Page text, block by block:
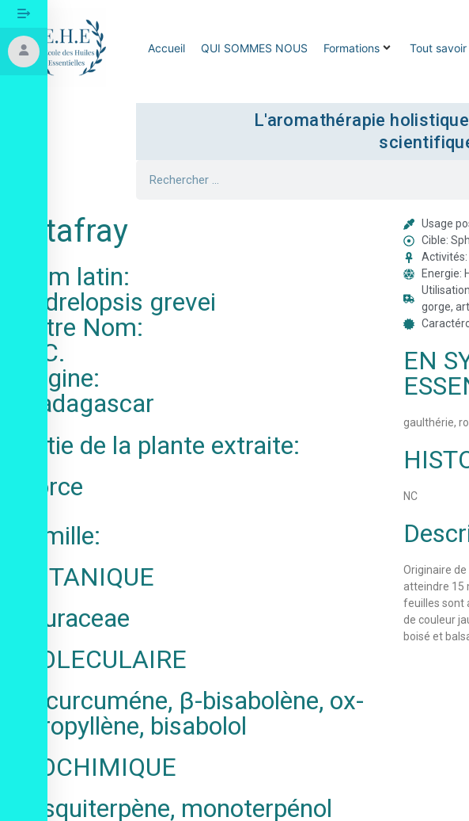
Accueil QUI SOMMES NOUS Formations Tout savoir
L'aromathérapie
Katafray
Nom latin:
Cedrelopsis grevei
Autre Nom:
N.C.
Origine:
Madagascar
Partie de la plante extraite:
Ecorce
Famille:
BOTANIQUE
Lauraceae
MOLECULAIRE
ar-curcuméne, β-bisabolène, ox-
caropyllène, bisabolol
BIOCHIMIQUE
Sesquiterpène, monoterpénol
Usage
Cible:
Energie:
gorge,
EN
gaulthérie,
NC
Originaire
atteindre 15
feuilles sont
de couleur
boisé et